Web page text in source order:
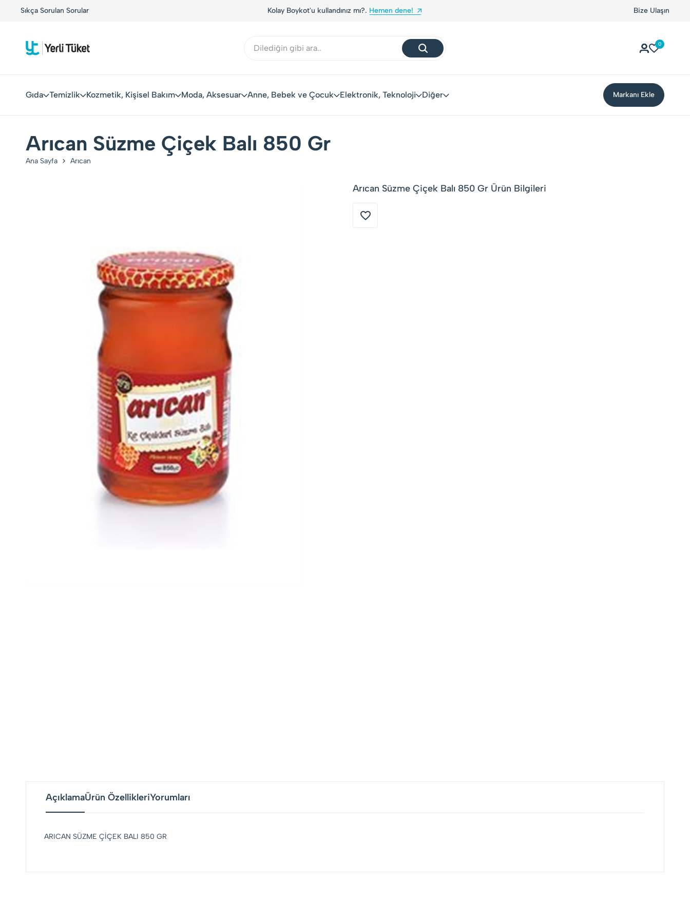
Sıkça Sorulan SorularYerli Tüketiciler, Yerli Markalarla Buluşuyor! Kolay Boykot'u kullandınız mı?. Hemen dene! Bize Ulaşın
0
Gıda Temizlik Kozmetik, Kişisel Bakım Moda, Aksesuar Anne, Bebek ve Çocuk Elektronik, Teknoloji Diğer Markanı Ekle
Arıcan Süzme Çiçek Balı 850 Gr
Ana Sayfa Arıcan
Arıcan Süzme Çiçek Balı 850 Gr Ürün Bilgileri
AçıklamaÜrün ÖzellikleriYorumları
ARICAN SÜZME ÇİÇEK BALI 850 GR